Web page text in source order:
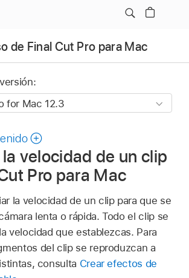
de Final Cut Pro para Mac
velocidad de un clip
Pro para Mac
la velocidad de un clip para que se
lenta o rápida. Todo el clip se
velocidad que establezcas. Para
del clip se reproduzcan a
consulta Crear efectos de